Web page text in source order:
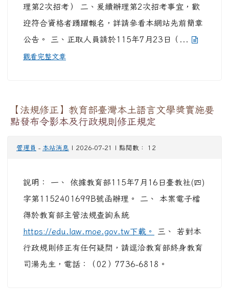
取：無人報名，從缺（辦理第2次招考） (五)本土
語(客語)教學支援教師 正取：無人報名，從缺（辦
理第2次招考） 二、爰續辦理第2次招考事宜，歡
迎符合資格者踴躍報名，詳請參看本網站先前簡章
【法規修正】教育部臺灣本土語言文學獎實施要
管理員- 本站消息 | 2026-07-21 | 點閱數： 12
說明： 一、 依據教育部115年7月16日臺教社(四)
字第1152401699B號函辦理。 二、 本案電子檔
得於教育部主管法規查詢系統
https://edu.law.moe.gov.tw下載。 三、 若對本